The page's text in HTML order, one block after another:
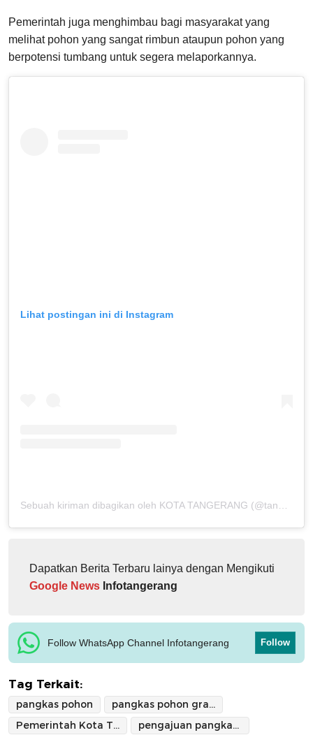
Pemerintah juga menghimbau bagi masyarakat yang
melihat pohon yang sangat rimbun ataupun pohon yang
berpotensi tumbang untuk segera melaporkannya.
Lihat postingan ini di Instagram
Dapatkan Berita Terbaru lainya dengan Mengikuti
Google News Infotangerang
Follow WhatsApp Channel Infotangerang Follow
Tag Terkait:
pangkas pohon
pangkas pohon gratis
Pemerintah Kota Tangerang
pengajuan pangkas pohon di kota tangerang